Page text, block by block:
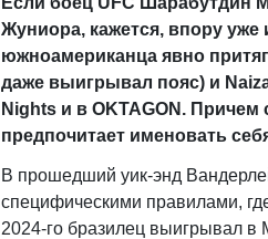
Жуниора, кажется, впору уже
южноамериканца явно
даже выигрывал пояс) и
Nights и в OKTAGON.
предпочитает именовать
В прошедший уик-энд
специфическими правилами,
2024-го бразилец выигрывал в